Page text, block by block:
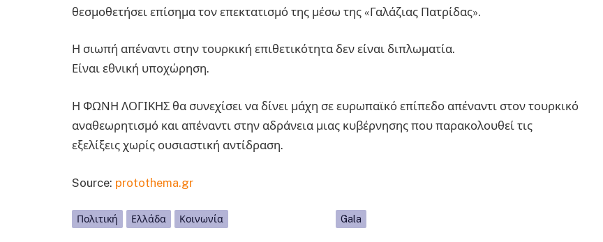
θεσμοθετήσει επίσημα τον επεκτατισμό της μέσω της «Γαλάζιας Πατρίδας».
Η σιωπή απέναντι στην τουρκική επιθετικότητα δεν είναι διπλωματία.
Είναι εθνική υποχώρηση.
Η ΦΩΝΗ ΛΟΓΙΚΗΣ θα συνεχίσει να δίνει μάχη σε ευρωπαϊκό επίπεδο απέναντι στον τουρκικό
αναθεωρητισμό και απέναντι στην αδράνεια μιας κυβέρνησης που παρακολουθεί τις
εξελίξεις χωρίς ουσιαστική αντίδραση.
Source: protothema.gr
Πολιτική Ελλάδα Κοινωνία Gala